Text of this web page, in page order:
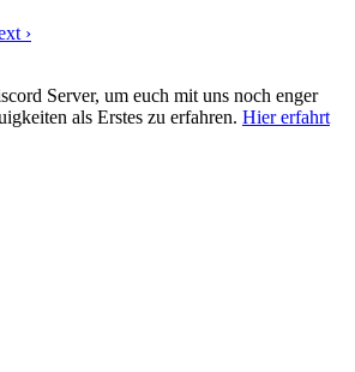
›
Server, um euch mit uns noch enger
als Erstes zu erfahren. Hier erfahrt